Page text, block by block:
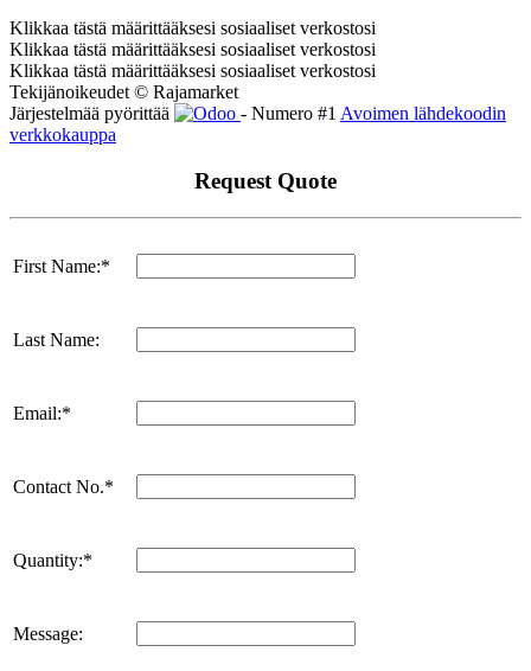
Klikkaa tästä määrittääksesi sosiaaliset verkostosi
Klikkaa tästä määrittääksesi sosiaaliset verkostosi
Klikkaa tästä määrittääksesi sosiaaliset verkostosi
Tekijänoikeudet © Rajamarket
Järjestelmää pyörittää
- Numero #1 Avoimen lähdekoodin
verkkokauppa
Request Quote
First Name:*
Last Name:
Email:*
Contact No.*
Quantity:*
Message: